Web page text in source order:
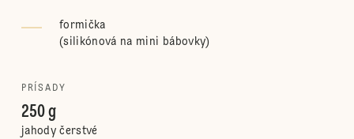
formička
(silikónová na mini bábovky)
PRÍSADY
250 g
jahody čerstvé